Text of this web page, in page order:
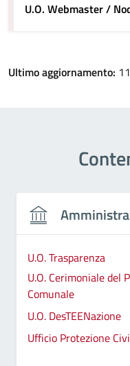
U.O. Webmaster /
Ultimo aggiornamento:
U.O. Trasparenza
U.O. Cerimoniale del
Comunale
U.O. DesTEENazione
Ufficio Protezione